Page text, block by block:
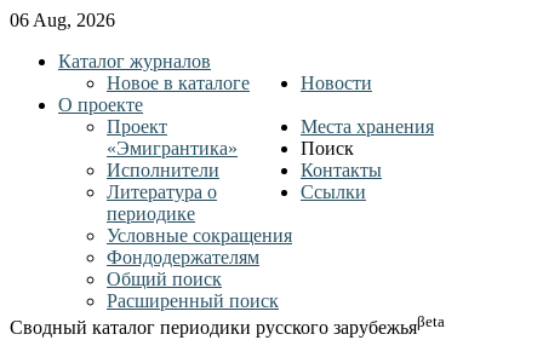
06 Aug, 2026
Каталог журналов
Новое в каталоге
Новости
О проекте
Проект
«Эмигрантика»
Исполнители
Литература о
периодике
Условные сокращения
Фондодержателям
Места хранения
Поиск
Общий поиск
Расширенный поиск
Контакты
Ссылки
Сводный каталог периодики русского зарубежьяβeta